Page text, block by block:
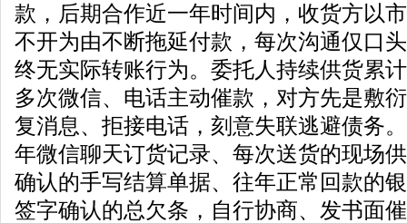
款，后期合作近一年时间内，收货方以
不开为由不断拖延付款，每次沟通仅口
终无实际转账行为。委托人持续供货累
多次微信、电话主动催款，对方先是敷
复消息、拒接电话，刻意失联逃避债务
年微信聊天订货记录、每次送货的现场
确认的手写结算单据、往年正常回款的
签字确认的总欠条，自行协商、发书面